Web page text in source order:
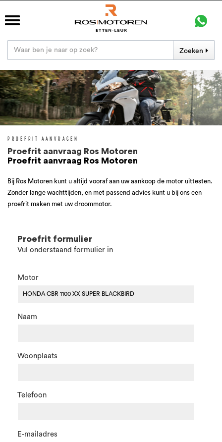
Zoeken
PROEFRIT AANVRAGEN
Proefrit aanvraag Ros Motoren
Proefrit aanvraag Ros Motoren
Bij Ros Motoren kunt u altijd vooraf aan uw aankoop de motor uittesten.
Zonder lange wachttijden, en met passend advies kunt u bij ons een
proefrit maken met uw droommotor.
Proefrit formulier
Vul onderstaand formulier in
Motor
Naam
Woonplaats
Telefoon
E-mailadres